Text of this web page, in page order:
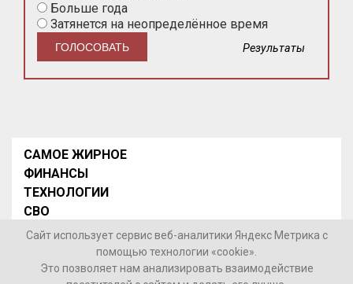
Больше года
Затянется на неопределённое время
Результаты
САМОЕ ЖИРНОЕ
ФИНАНСЫ
ТЕХНОЛОГИИ
СВО
НОВОСТИ В МИРЕ
НОВОСТИ РОССИИ
Контакты
Сайт использует сервис веб-аналитики Яндекс Метрика с
помощью технологии «cookie».
Это позволяет нам анализировать взаимодействие